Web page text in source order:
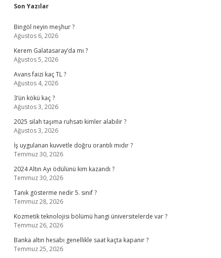
Sidebar
Son Yazılar
Bingöl neyin meşhur ?
Ağustos 6, 2026
Kerem Galatasaray’da mı ?
Ağustos 5, 2026
Avans faizi kaç TL ?
Ağustos 4, 2026
3’ün kökü kaç ?
Ağustos 3, 2026
2025 silah taşıma ruhsatı kimler alabilir ?
Ağustos 3, 2026
İş uygulanan kuvvetle doğru orantılı mıdır ?
Temmuz 30, 2026
2024 Altın Ayı ödülünü kim kazandı ?
Temmuz 30, 2026
Tanık gösterme nedir 5. sınıf ?
Temmuz 28, 2026
Kozmetik teknolojisi bölümü hangi üniversitelerde var ?
Temmuz 26, 2026
Banka altın hesabı genellikle saat kaçta kapanır ?
Temmuz 25, 2026